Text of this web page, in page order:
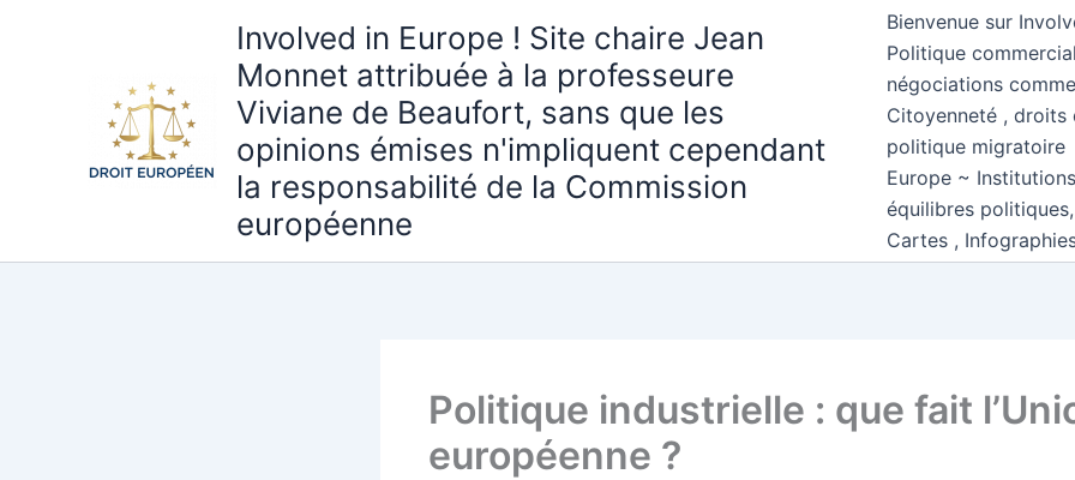
Involved in Europe ! Site chaire Jean
Monnet attribuée à la professeure
Viviane de Beaufort, sans que les
opinions émises n'impliquent cependant
la responsabilité de la Commission
européenne
Bienvenue sur
Politique
négociations
Citoyenneté ,
politique migratoire
Europe ~
équilibres
Cartes ,
Politique industrielle : que fait
européenne ?